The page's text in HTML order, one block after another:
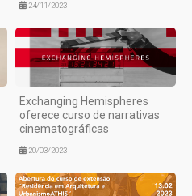
24/11/2023
Exchanging Hemispheres
oferece curso de narrativas
cinematográficas
20/03/2023